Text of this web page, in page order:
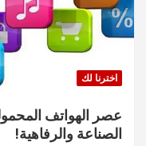
اخترنا لك
عصر الهواتف
الصناعة والرفاهية!